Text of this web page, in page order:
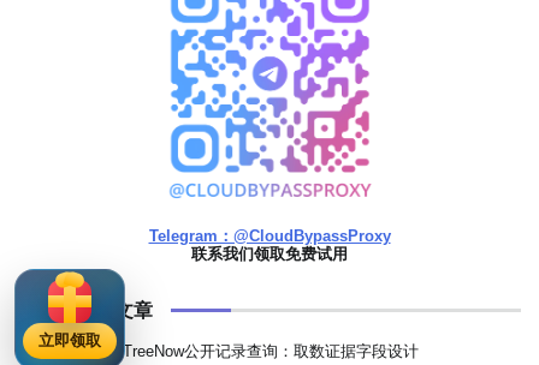
Telegram：@CloudBypassProxy
联系我们领取免费试用
浏览最多的文章
FamilyTreeNow公开记录查询：取数证据字段设计
立即领取